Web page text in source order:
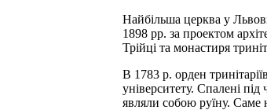
Найбільша церква у
1898 рр. за проектом
Трійці та монастиря
В 1783 р. орден
університету. Спалені
являли собою руїну. Саме